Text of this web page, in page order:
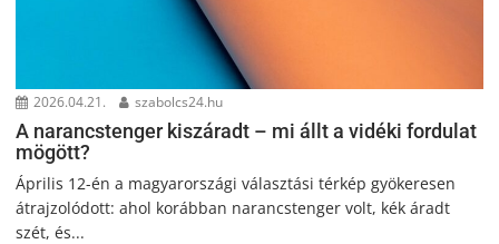
2026.04.21. szabolcs24.hu
A narancstenger kiszáradt – mi állt a vidéki fordulat
mögött?
Április 12-én a magyarországi választási térkép gyökeresen
átrajzolódott: ahol korábban narancstenger volt, kék áradt
szét, és...